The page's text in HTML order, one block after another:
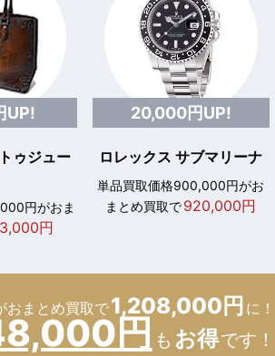
UP!
ゥジュー
円がおま
円
20,000円UP!
ロレックス サブマリーナ
単品買取価格900,000円がお
まとめ買取で920,000円
おまとめ買取で1,208,000円 に！
円 も お得です！